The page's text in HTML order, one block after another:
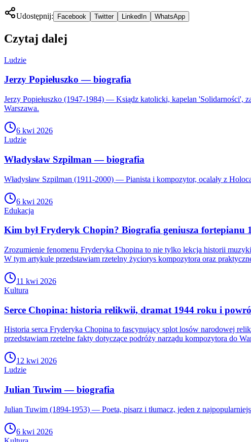
Udostępnij: Facebook Twitter LinkedIn WhatsApp
Czytaj dalej
Ludzie
Jerzy Popiełuszko — biografia
Jerzy Popiełuszko (1947-1984) — Ksiądz katolicki, kapelan 'Solidarności',
Warszawa.
6 kwi 2026
Ludzie
Władysław Szpilman — biografia
Władysław Szpilman (1911-2000) — Pianista i kompozytor, ocalały z
6 kwi 2026
Edukacja
Kim był Fryderyk Chopin? Biografia geniusza fortepianu
Zrozumienie fenomenu Fryderyka Chopina to nie tylko lekcja historii
W tym artykule przedstawiam rzetelny życiorys kompozytora oraz
11 kwi 2026
Kultura
Serce Chopina: historia relikwii, dramat 1944 roku i
Historia serca Fryderyka Chopina to fascynujący splot losów narodowej
przedstawiam rzetelne fakty dotyczące podróży narządu kompozytora do
12 kwi 2026
Ludzie
Julian Tuwim — biografia
Julian Tuwim (1894-1953) — Poeta, pisarz i tłumacz, jeden z
6 kwi 2026